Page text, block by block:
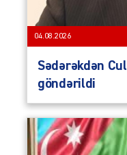
04.08.2026
Sədərəkdən
göndərildi